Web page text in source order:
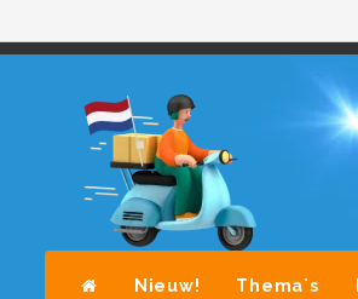
Nieuw! Thema`s